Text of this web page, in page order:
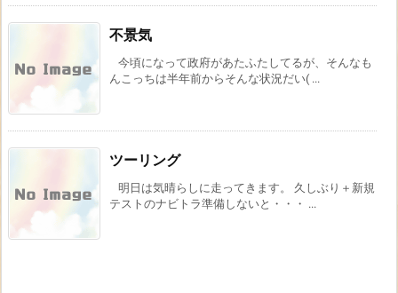
不景気
今頃になって政府があたふたしてるが、そんなも
んこっちは半年前からそんな状況だい( ...
ツーリング
明日は気晴らしに走ってきます。 久しぶり＋新規
テストのナビトラ準備しないと・・・ ...